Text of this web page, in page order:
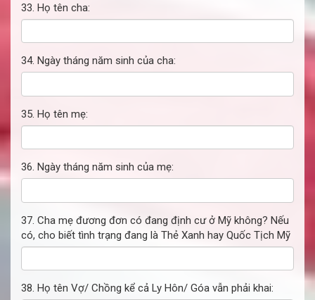
33. Họ tên cha:
34. Ngày tháng năm sinh của cha:
35. Họ tên mẹ:
36. Ngày tháng năm sinh của mẹ:
37. Cha mẹ đương đơn có đang định cư ở Mỹ không? Nếu
có, cho biết tình trạng đang là Thẻ Xanh hay Quốc Tịch Mỹ
38. Họ tên Vợ/ Chồng kể cả Ly Hôn/ Góa vẫn phải khai: